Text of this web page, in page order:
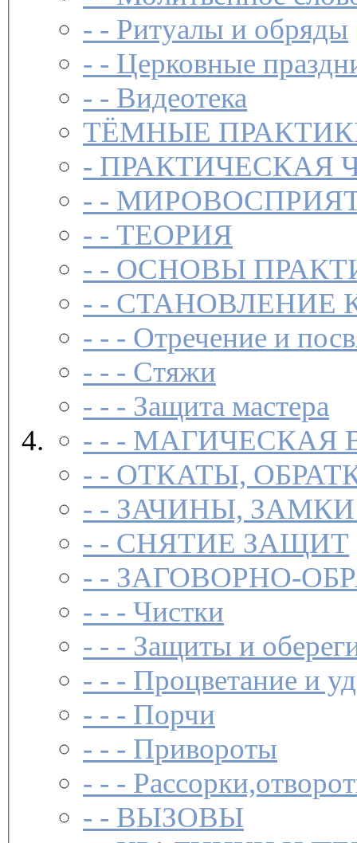
- - Ритуалы и обряды
- - Церковные
- - Видеотека
ТЁМНЫЕ
- ПРАКТИЧЕСКАЯ
- -
- - ТЕОРИЯ
- - ОСНОВЫ
- - СТАНОВЛЕНИЕ
- - - Отречение и
- - - Стяжи
- - - Защита мастера
- - - МАГИЧЕСКАЯ
- - ОТКАТЫ,
- - ЗАЧИНЫ,
- - СНЯТИЕ ЗАЩИТ
- - ЗАГОВОР­НО-
- - - Чистки­
- - - Защиты и
- - - Процветание и
- - - Порчи
- - - Привороты
- - -
- - ВЫЗОВЫ